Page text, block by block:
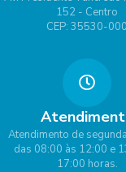
152 - Centro
CEP: 35530-000
Atendimento de
das 08:00 às 12:00 e
17:00 horas.